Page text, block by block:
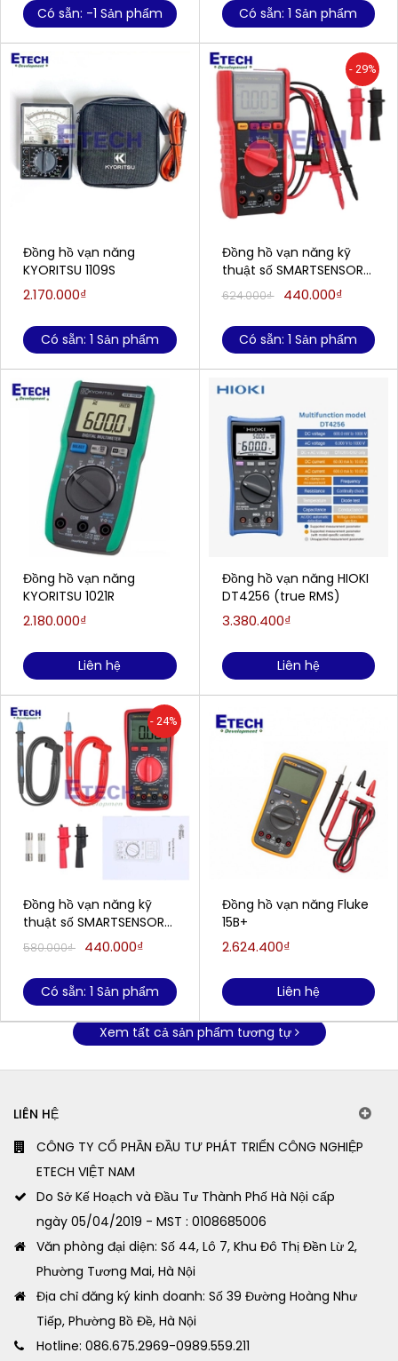
Có sẵn: -1 Sản phẩm
Đồng hồ vạn năng
KYORITSU 1109S
2.170.000₫
Có sẵn: 1 Sản phẩm
Đồng hồ vạn năng
KYORITSU 1021R
2.180.000₫
Liên hệ
- 24%
Đồng hồ vạn năng kỹ
thuật số SMARTSENSOR
ST890D
580.000₫ 440.000₫
Có sẵn: 1 Sản phẩm
Có sẵn: 1 Sản phẩm
- 29%
Đồng hồ vạn năng kỹ
thuật số SMARTSENSOR
ST833A (1000V, true
624.000₫ 440.000₫
Có sẵn: 1 Sản phẩm
Đồng hồ vạn năng HIOKI
DT4256 (true RMS)
3.380.400₫
Liên hệ
Đồng hồ vạn năng Fluke
15B+
2.624.400₫
Liên hệ
Xem tất cả sản phẩm tương tự
LIÊN HỆ
CÔNG TY CỔ PHẦN ĐẦU TƯ PHÁT TRIỂN CÔNG NGHIỆP
ETECH VIỆT NAM
Do Sở Kế Hoạch và Đầu Tư Thành Phố Hà Nội cấp
ngày 05/04/2019 - MST : 0108685006
Văn phòng đại diện: Số 44, Lô 7, Khu Đô Thị Đền Lừ 2,
Phường Tương Mai, Hà Nội
Địa chỉ đăng ký kinh doanh: Số 39 Đường Hoàng Như
Tiếp, Phường Bồ Đề, Hà Nội
Hotline: 086.675.2969-0989.559.211